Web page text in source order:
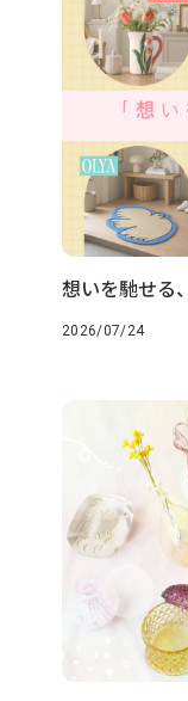
想いを馳せる
2026/07/24